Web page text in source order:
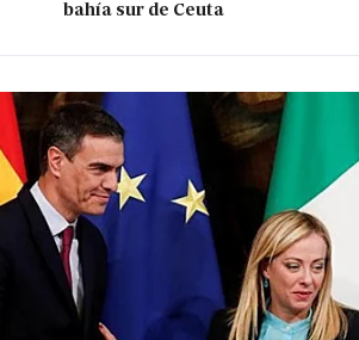
bahía sur de Ceuta